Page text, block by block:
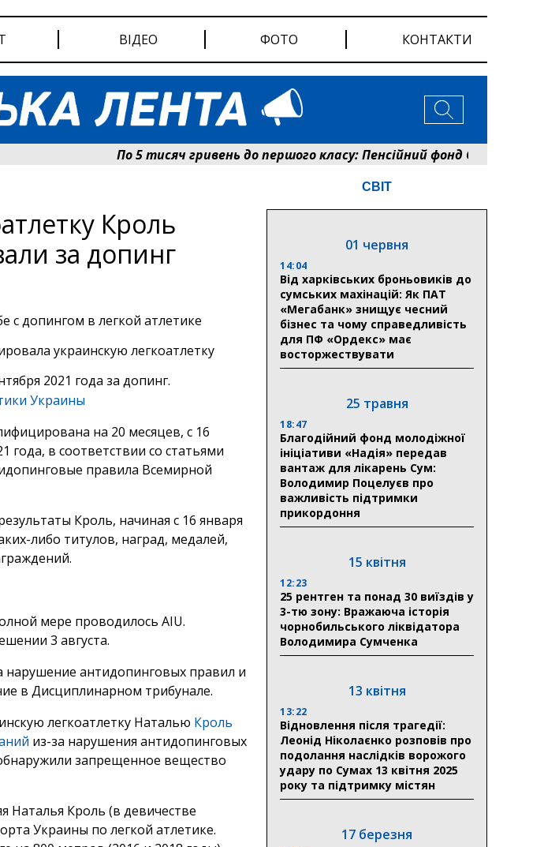
ВІДЕО ФОТО КОНТАКТИ
По 5 тисяч гривень до першого класу: Пенсійний фонд Сумщини
Кроль
за допинг
с допингом в легкой атлетике
украинскую легкоатлетку
2021 года за допинг.
Украины
на 20 месяцев, с 16
года, в соответствии со статьями
правила Всемирной
Кроль, начиная с 16 января
либо титулов, наград, медалей,
мере проводилось AIU.
3 августа.
нарушение антидопинговых правил и
в Дисциплинарном трибунале.
легкоатлетку Наталью Кроль
из-за нарушения антидопинговых
запрещенное вещество
Наталья Кроль (в девичестве
Украины по легкой атлетике.
СВІТ
01 червня
14:04
Від харківських броньовиків до
сумських махінацій: Як ПАТ
«Мегабанк» знищує чесний
бізнес та чому справедливість
для ПФ «Ордекс» має
восторжествувати
25 травня
18:47
Благодійний фонд молодіжної
ініціативи «Надія» передав
вантаж для лікарень Сум:
Володимир Поцелуєв про
важливість підтримки
прикордоння
15 квітня
12:23
25 рентген та понад 30 виїздів у
3-тю зону: Вражаюча історія
чорнобильського ліквідатора
Володимира Сумченка
13 квітня
13:22
Відновлення після трагедії:
Леонід Ніколаєнко розповів про
подолання наслідків ворожого
удару по Сумах 13 квітня 2025
року та підтримку містян
17 березня